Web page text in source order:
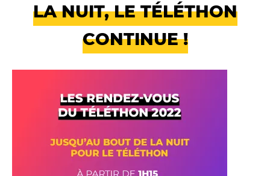
LA NUIT, LE TÉLÉTHON
CONTINUE !